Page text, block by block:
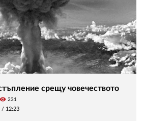
срещу човечеството
visibility 231
/ 12:23